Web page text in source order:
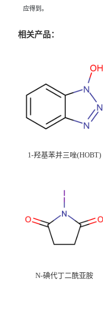
应得到。
相关产品：
1-羟基苯并三唑(HOBT)
N-碘代丁二酰亚胺